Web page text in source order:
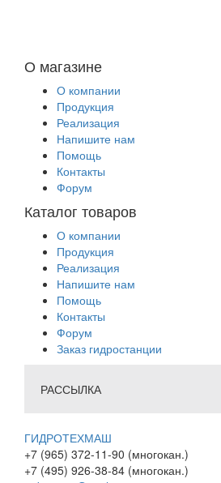
О магазине
О компании
Продукция
Реализация
Напишите нам
Помощь
Контакты
Форум
Каталог товаров
О компании
Продукция
Реализация
Напишите нам
Помощь
Контакты
Форум
Заказ гидростанции
РАССЫЛКА
ГИДРОТЕХМАШ
+7 (965) 372-11-90 (многокан.)
+7 (495) 926-38-84 (многокан.)